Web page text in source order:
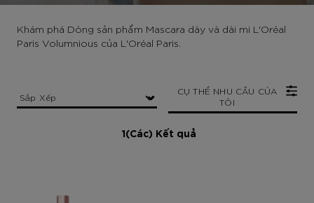
Khám phá Dòng sản phẩm Mascara dày và dài mi L'Oréal
Paris Volumnious của L'Oréal Paris.
1(Các) Kết quả
CỤ THỂ NHU CẦU CỦA
TÔI